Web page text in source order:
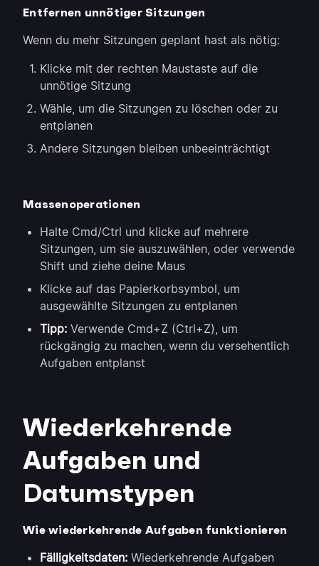
Entfernen unnötiger Sitzungen
Wenn du mehr Sitzungen geplant hast als nötig:
Klicke mit der rechten Maustaste auf die
unnötige Sitzung
Wähle, um die Sitzungen zu löschen oder zu
entplanen
Andere Sitzungen bleiben unbeeinträchtigt
Massenoperationen
Halte Cmd/Ctrl und klicke auf mehrere
Sitzungen, um sie auszuwählen, oder verwende
Shift und ziehe deine Maus
Klicke auf das Papierkorbsymbol, um
ausgewählte Sitzungen zu entplanen
Tipp: Verwende Cmd+Z (Ctrl+Z), um
rückgängig zu machen, wenn du versehentlich
Aufgaben entplanst
Wiederkehrende
Aufgaben und
Datumstypen
Wie wiederkehrende Aufgaben funktionieren
Fälligkeitsdaten: Wiederkehrende Aufgaben